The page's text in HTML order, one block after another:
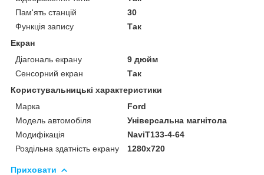
Пам'ять станцій
30
Функція запису
Так
Екран
Діагональ екрану
9 дюйм
Сенсорний екран
Так
Користувальницькі характеристики
Марка
Ford
Модель автомобіля
Універсальна магнітола
Модифікація
NaviT133-4-64
Роздільна здатність екрану
1280х720
Приховати